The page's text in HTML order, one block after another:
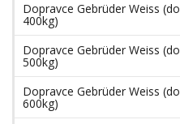
Dopravce Gebrüder Weiss (do
400kg)
Dopravce Gebrüder Weiss (do
500kg)
Dopravce Gebrüder Weiss (do
600kg)